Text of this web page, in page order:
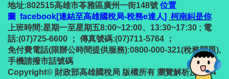
地址:802515高雄市苓雅區廣州一街148號 位置
圖 facebook[連結至高雄國稅局-稅務e達人] 柯南糾是你
上班時間:星期一至星期五8:00~12:00、13:30~17:30 ; 電
話:(07)725-6600 ； 傳真號碼:(07)711-5764 ；
免付費電話(限辦公時間提供服務):0800-000-321(稅務問題),
手機請撥市話號碼
Copyright© 財政部高雄國稅局 版權所有 瀏覽解析度1024